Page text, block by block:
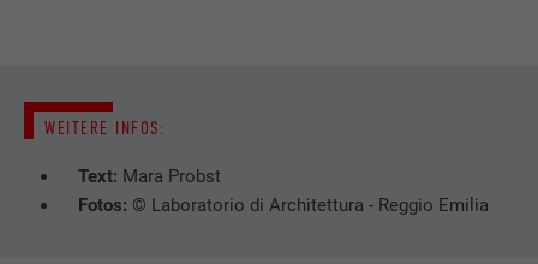
WEITERE INFOS:
Text: Mara Probst
Fotos: © Laboratorio di Architettura - Reggio Emilia